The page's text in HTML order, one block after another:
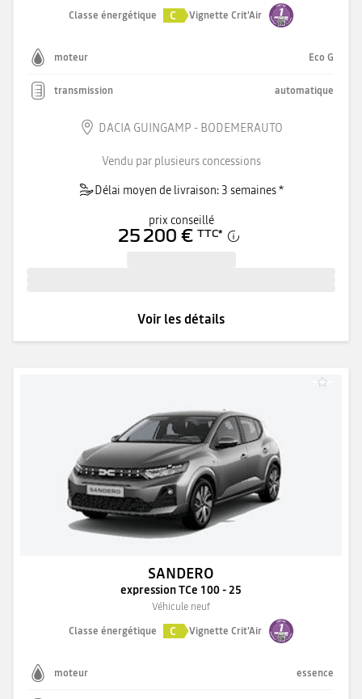
Classe énergétique
C Vignette Crit'Air
moteur Eco G
transmission automatique
DACIA GUINGAMP - BODEMERAUTO
Vendu par plusieurs concessions
Délai moyen de livraison: 3 semaines *
prix conseillé
25 200 € TTC*
Voir les détails
SANDERO
expression TCe 100 - 25
Véhicule neuf
Classe énergétique
C Vignette Crit'Air
moteur essence